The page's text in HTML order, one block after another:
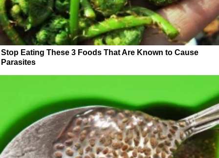
Stop Eating These 3 Foods That Are Known to Cause
Parasites